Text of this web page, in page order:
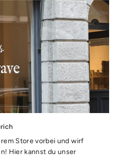
Store vorbei und wirf
Hier kannst du unser